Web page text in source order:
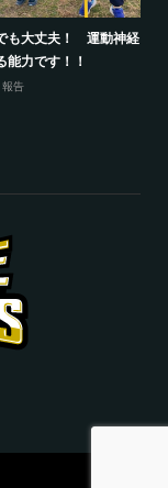
も大丈夫！ 運動神経
能力です！！
報告